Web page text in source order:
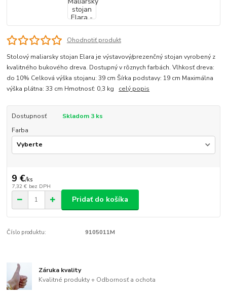
Ohodnotiť produkt
Stolový maliarsky stojan Elara je výstavový/prezenčný stojan vyrobený z
kvalitného bukového dreva. Dostupný v rôznych farbách. Vlhkosť dreva:
do 10% Celková výška stojanu: 39 cm Šírka podstavy: 19 cm Maximálna
výška plátna: 33 cm Hmotnosť: 0,3 kg celý popis
Dostupnosť
Skladom 3 ks
Farba
9 €/ks
7,32 € bez DPH
Pridať do košíka
Číslo produktu: 9105011M
Záruka kvality
Kvalitné produkty + Odbornosť a ochota